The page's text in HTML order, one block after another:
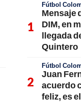
Fútbol
Mensaje
DIM, en
llegada
Quintero
Fútbol
Juan
acuerdo
feliz, es